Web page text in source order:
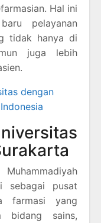
Hal ini
pelayanan
tidak hanya di
juga lebih
dengan
sebagai pusat
farmasi yang
bidang sains,